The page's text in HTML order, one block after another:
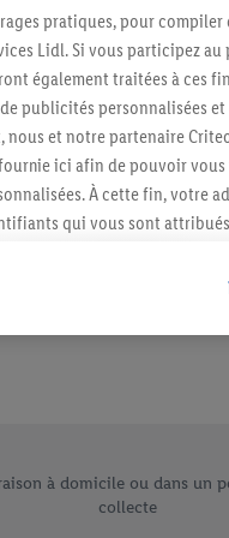
à domicile ou dans un
collecte
pratiques, pour
Lidl. Si vous participez
également traitées à ces
publicités personnalisées
et notre partenaire
ici afin de pouvoir
À cette fin, votre
qui vous sont
plaçant le produit dans un
plusieurs apppareils et
en utilisant votre
pour toutes les finalités
données et votre droit de